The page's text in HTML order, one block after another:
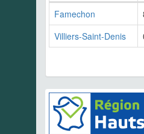
Famechon
Villiers-Saint-Denis